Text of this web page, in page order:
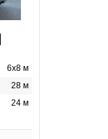
6х8 м
28 м
24 м